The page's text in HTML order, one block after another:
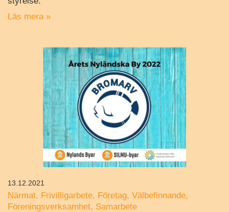
Läs mera »
Närmat Frivilligarbete Företag Välbefinnande
Föreningsverksamhet Samarbete
13.12.2021